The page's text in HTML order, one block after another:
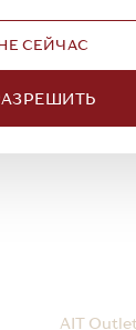
СЕЙЧАС
Обмен и
Каспи-Ред
AIT